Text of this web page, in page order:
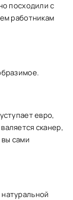
посходили с
работникам
евро,
сканер,
сами